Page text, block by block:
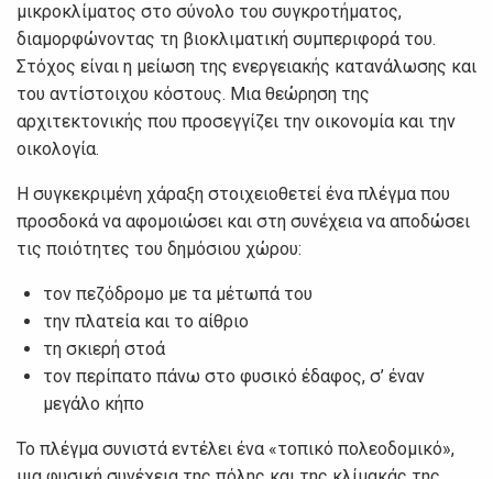
μικροκλίματος στο σύνολο του συγκροτήματος,
διαμορφώνοντας τη βιοκλιματική συμπεριφορά του.
Στόχος είναι η μείωση της ενεργειακής κατανάλωσης και
του αντίστοιχου κόστους. Μια θεώρηση της
αρχιτεκτονικής που προσεγγίζει την οικονομία και την
οικολογία.
Η συγκεκριμένη χάραξη στοιχειοθετεί ένα πλέγμα που
προσδοκά να αφομοιώσει και στη συνέχεια να αποδώσει
τις ποιότητες του δημόσιου χώρου:
τον πεζόδρομο με τα μέτωπά του
την πλατεία και το αίθριο
τη σκιερή στοά
τον περίπατο πάνω στο φυσικό έδαφος, σ’ έναν
μεγάλο κήπο
Το πλέγμα συνιστά εντέλει ένα «τοπικό πολεοδομικό»,